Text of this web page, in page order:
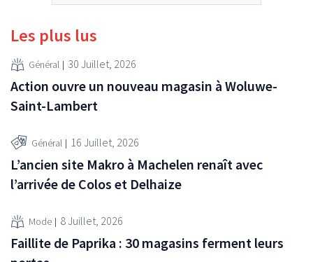
Les plus lus
Général 30 Juillet, 2026
Action ouvre un nouveau magasin à Woluwe-
Saint-Lambert
Général 16 Juillet, 2026
L’ancien site Makro à Machelen renaît avec
l’arrivée de Colos et Delhaize
Mode 8 Juillet, 2026
Faillite de Paprika : 30 magasins ferment leurs